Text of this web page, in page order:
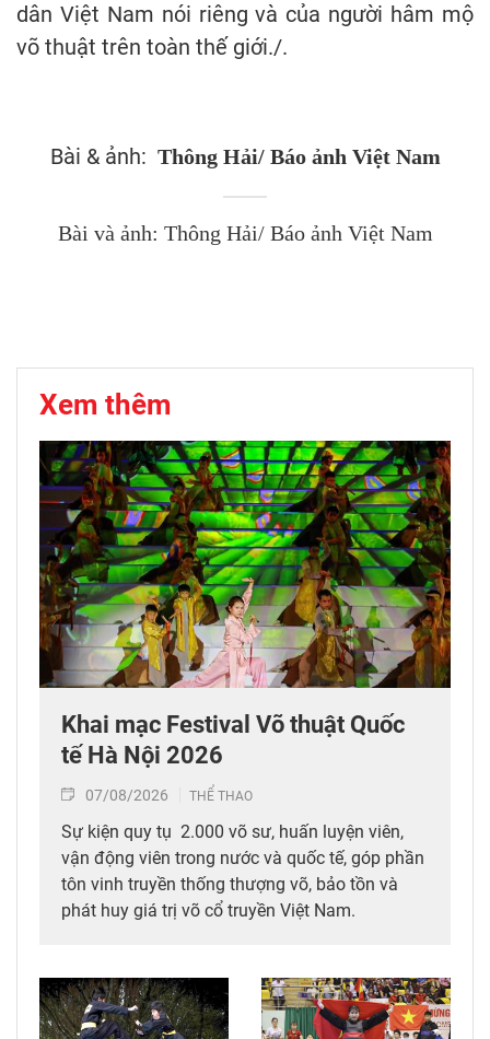
dân Việt Nam nói riêng và của người hâm mộ
võ thuật trên toàn thế giới./.
Bài & ảnh: Thông Hải/ Báo ảnh Việt Nam
Bài và ảnh: Thông Hải/ Báo ảnh Việt Nam
Xem thêm
Khai mạc Festival Võ thuật Quốc
tế Hà Nội 2026
07/08/2026 THỂ THAO
Sự kiện quy tụ 2.000 võ sư, huấn luyện viên,
vận động viên trong nước và quốc tế, góp phần
tôn vinh truyền thống thượng võ, bảo tồn và
phát huy giá trị võ cổ truyền Việt Nam.